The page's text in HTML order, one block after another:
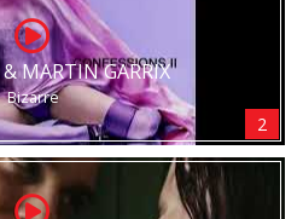
MARTIN GARRIX
Bizarre
2